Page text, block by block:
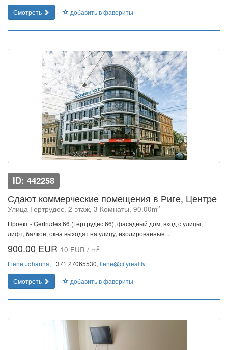
Смотреть
добавить в фавориты
ID: 442258
Сдают коммерческие помещения в Риге, Центре
Улица Гертрудес, 2 этаж, 3 Комнаты, 90.00m2
Проект - Ģertrūdes 66 (Гертрудес 66), фасадный дом, вход с улицы,
лифт, балкон, окна выходят на улицу, изолированные ...
900.00 EUR 10 EUR / m2
Liene Johanna, +371 27065530, liene@cityreal.lv
Смотреть
добавить в фавориты